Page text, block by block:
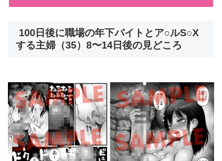
100日後に職場の年下バイトとア○ルS○X
する主婦（35）8〜14日後の見どころ